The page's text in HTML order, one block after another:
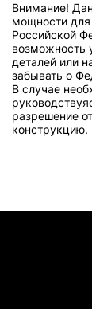
Внимание!
мощности для
Российской
возможность
деталей или
забывать о
В случае
разрешение
конструкцию.